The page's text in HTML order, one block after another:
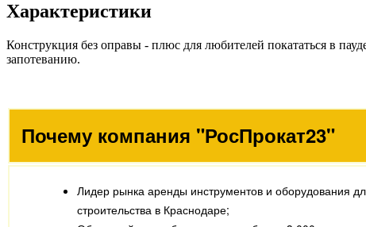
Характеристики
Конструкция без оправы - плюс для любителей покататься в
запотеванию.
Почему компания "РосПрокат23"
Лидер рынка аренды инструментов и оборудования
строительства в Краснодаре;